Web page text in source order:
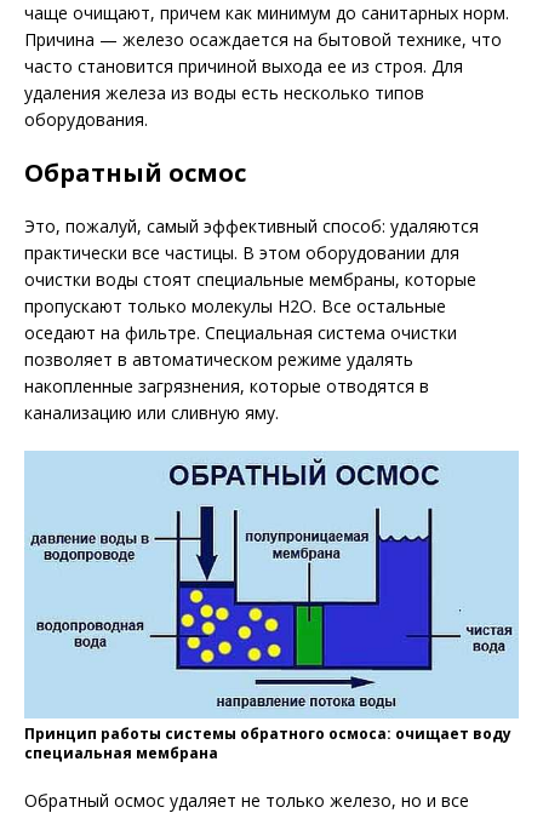
чаще очищают, причем как минимум до санитарных норм.
Причина — железо осаждается на бытовой технике, что
часто становится причиной выхода ее из строя. Для
удаления железа из воды есть несколько типов
оборудования.
Обратный осмос
Это, пожалуй, самый эффективный способ: удаляются
практически все частицы. В этом оборудовании для
очистки воды стоят специальные мембраны, которые
пропускают только молекулы H2O. Все остальные
оседают на фильтре. Специальная система очистки
позволяет в автоматическом режиме удалять
накопленные загрязнения, которые отводятся в
канализацию или сливную яму.
Принцип работы системы обратного осмоса: очищает воду
специальная мембрана
Обратный осмос удаляет не только железо, но и все